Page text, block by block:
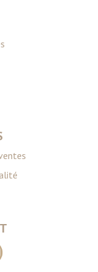
avez fournies